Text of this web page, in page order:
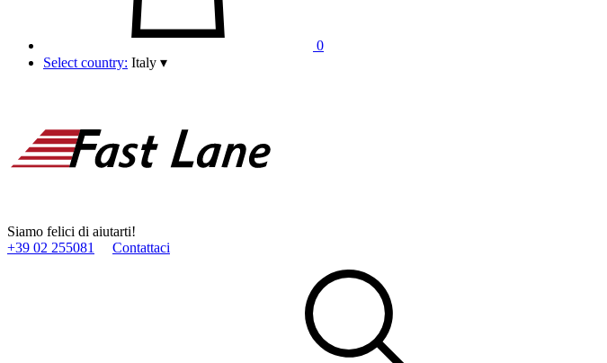
0
Select country: Italy ▾
Siamo felici di aiutarti!
+39 02 255081
Contattaci